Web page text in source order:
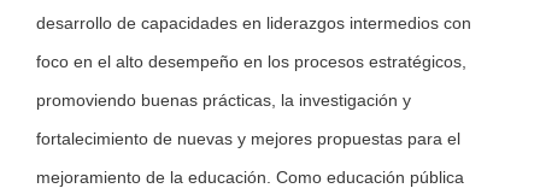
desarrollo de capacidades en liderazgos intermedios con
foco en el alto desempeño en los procesos estratégicos,
promoviendo buenas prácticas, la investigación y
fortalecimiento de nuevas y mejores propuestas para el
mejoramiento de la educación. Como educación pública